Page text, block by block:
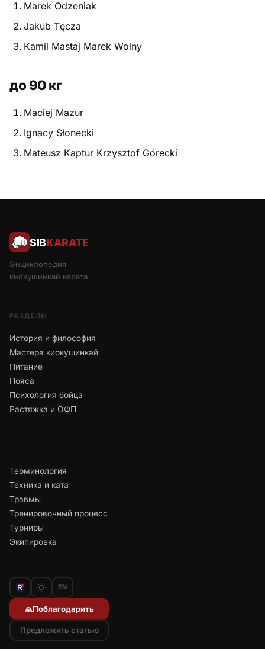
Marek Odzeniak
Jakub Tęcza
Kamil Mastaj Marek Wolny
до 90 кг
Maciej Mazur
Ignacy Słonecki
Mateusz Kaptur Krzysztof Górecki
SIBKARATE
Энциклопедия
киокушинкай каратэ
РАЗДЕЛЫ
История и философия
Мастера киокушинкай
Питание
Пояса
Психология бойца
Растяжка и ОФП
Терминология
Техника и ката
Травмы
Тренировочный процесс
Турниры
Экипировка
EN
🙏Поблагодарить
Предложить статью